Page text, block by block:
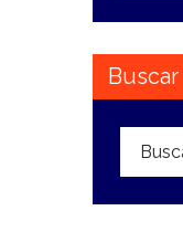
Buscar
Buscar: